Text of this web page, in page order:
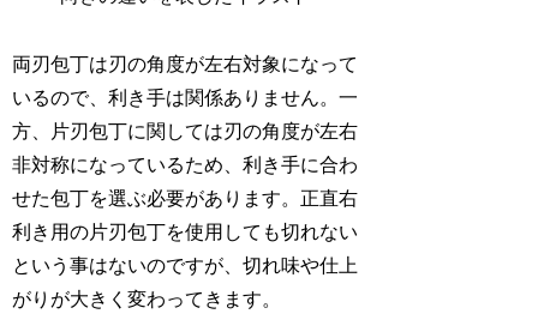
両刃包丁は刃の角度が左右対象になって
いるので、利き手は関係ありません。一
方、片刃包丁に関しては刃の角度が左右
非対称になっているため、利き手に合わ
せた包丁を選ぶ必要があります。正直右
利き用の片刃包丁を使用しても切れない
という事はないのですが、切れ味や仕上
がりが大きく変わってきます。